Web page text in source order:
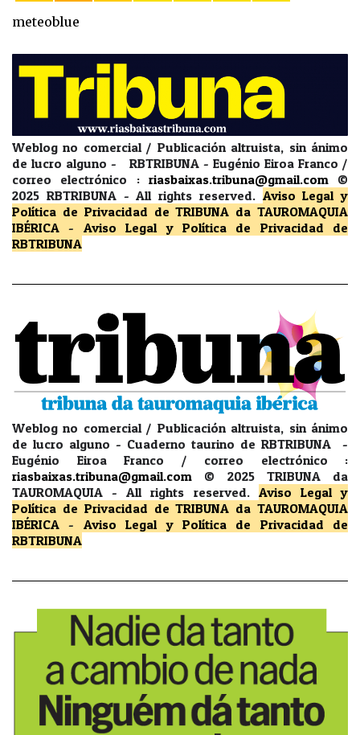
meteoblue
Weblog no comercial / Publicación altruista, sin ánimo
de lucro alguno - RBTRIBUNA - Eugénio Eiroa Franco /
correo electrónico : riasbaixas.tribuna@gmail.com
©
2025 RBTRIBUNA -All rights reserved. Aviso Legal y
Política de Privacidad de TRIBUNA da TAUROMAQUIA
IBÉRICA - Aviso Legal y Política de Privacidad
de
RBTRIBUNA
Weblog no comercial / Publicación altruista, sin ánimo
de lucro alguno - Cuaderno taurino de RBTRIBUNA -
Eugénio Eiroa Franco / correo electrónico :
riasbaixas.tribuna@gmail.com
© 2025 TRIBUNA da
TAUROMAQUIA -All rights reserved. Aviso Legal y
Política de Privacidad de TRIBUNA da TAUROMAQUIA
IBÉRICA - Aviso Legal y Política de Privacidad
de
RBTRIBUNA